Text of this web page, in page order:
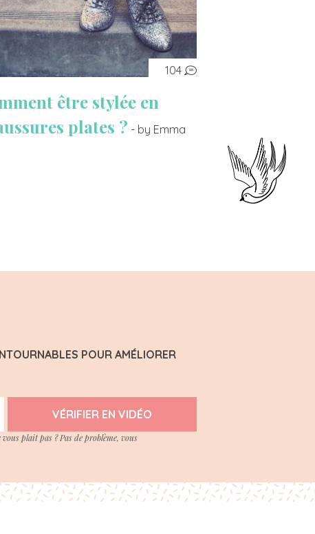
104
être stylée en
plates ? - by Emma
POUR AMÉLIORER
VÉRIFIER EN VIDÉO
plait pas ? Pas de problème, vous